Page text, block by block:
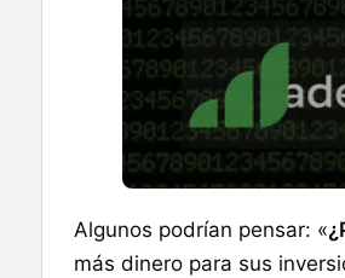
Algunos podrían pensar: «
más dinero para sus